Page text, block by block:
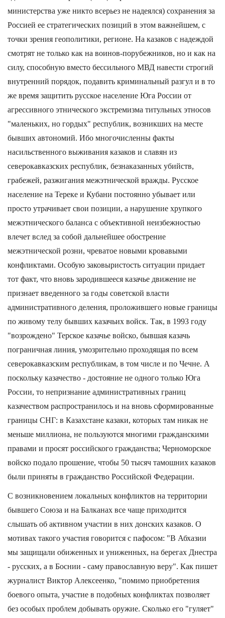
министерства уже никто всерьез не надеялся) сохранения за
Россией ее стратегических позиций в этом важнейшем, с
точки зрения геополитики, регионе. На казаков с надеждой
смотрят не только как на воинов-порубежников, но и как на
силу, способную вместо бессильного МВД навести строгий
внутренний порядок, подавить криминальный разгул и в то
же время защитить русское население Юга России от
агрессивного этнического экстремизма титульных этносов
"маленьких, но гордых" республик, возникших на месте
бывших автономий. Ибо многочисленны факты
насильственного выживания казаков и славян из
северокавказских республик, безнаказанных убийств,
грабежей, разжигания межэтнической вражды. Русское
население на Тереке и Кубани постоянно убывает или
просто утрачивает свои позиции, а нарушение хрупкого
межэтнического баланса с объективной неизбежностью
влечет вслед за собой дальнейшее обострение
межэтнической розни, чреватое новыми кровавыми
конфликтами. Особую заковыристость ситуации придает
тот факт, что вновь зародившееся казачье движение не
признает введенного за годы советской власти
административного деления, проложившего новые границы
по живому телу бывших казачьих войск. Так, в 1993 году
"возрождено" Терское казачье войско, бывшая казачь
пограничная линия, умозрительно проходящая по всем
северокавказским республикам, в том числе и по Чечне. А
поскольку казачество - достояние не одного только Юга
России, то непризнание административных границ
казачеством распространилось и на вновь сформированные
границы СНГ: в Казахстане казаки, которых там никак не
меньше миллиона, не пользуются многими гражданскими
правами и просят российского гражданства; Черноморское
войско подало прошение, чтобы 50 тысяч тамошних казаков
были приняты в гражданство Российской Федерации.
С возникновением локальных конфликтов на территории
бывшего Союза и на Балканах все чаще приходится
слышать об активном участии в них донских казаков. О
мотивах такого участия говорится с пафосом: "В Абхазии
мы защищали обиженных и униженных, на берегах Днестра
- русских, а в Боснии - саму православную веру". Как пишет
журналист Виктор Алексеенко, "помимо приобретения
боевого опыта, участие в подобных конфликтах позволяет
без особых проблем добывать оружие. Сколько его "гуляет"